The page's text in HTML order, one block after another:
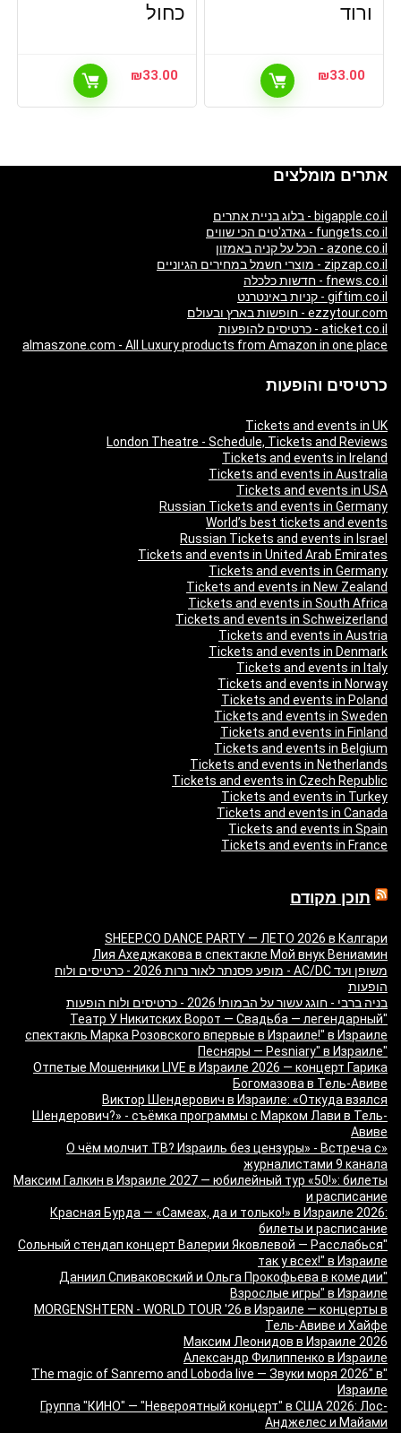
ורוד
₪33.00
כחול
₪33.00
אתרים מומלצים
bigapple.co.il - בלוג בניית אתרים
fungets.co.il - גאדג'טים הכי שווים
azone.co.il - הכל על קניה באמזון
zipzap.co.il - מוצרי חשמל במחירים הגיוניים
fnews.co.il - חדשות כלכלה
giftim.co.il - קניות באינטרנט
ezzytour.com - חופשות בארץ ובעולם
aticket.co.il - כרטיסים להופעות
almaszone.com - All Luxury products from Amazon in one place
כרטיסים והופעות
Tickets and events in UK
London Theatre - Schedule, Tickets and Reviews
Tickets and events in Ireland
Tickets and events in Australia
Tickets and events in USA
Russian Tickets and events in Germany
World’s best tickets and events
Russian Tickets and events in Israel
Tickets and events in United Arab Emirates
Tickets and events in Germany
Tickets and events in New Zealand
Tickets and events in South Africa
Tickets and events in Schweizerland
Tickets and events in Austria
Tickets and events in Denmark
Tickets and events in Italy
Tickets and events in Norway
Tickets and events in Poland
Tickets and events in Sweden
Tickets and events in Finland
Tickets and events in Belgium
Tickets and events in Netherlands
Tickets and events in Czech Republic
Tickets and events in Turkey
Tickets and events in Canada
Tickets and events in Spain
Tickets and events in France
תוכן מקודם
SHEEP.CO DANCE PARTY — ЛЕТО 2026 в Калгари
Лия Ахеджакова в спектакле Мой внук Вениамин
משופן ועד AC/DC - מופע פסנתר לאור נרות 2026 - כרטיסים ולוח
הופעות
בניה ברבי - חוגג עשור על הבמות! 2026 - כרטיסים ולוח הופעות
"Театр У Никитских Ворот — Свадьба — легендарный
спектакль Марка Розовского впервые в Израиле!" в Израиле
"Песняры — Pesniary" в Израиле
Отпетые Мошенники LIVE в Израиле 2026 — концерт Гарика
Богомазова в Тель-Авиве
Виктор Шендерович в Израиле: «Откуда взялся
Шендерович?» - съёмка программы с Марком Лави в Тель-
Авиве
«О чём молчит ТВ? Израиль без цензуры» - Встреча с
журналистами 9 канала
Максим Галкин в Израиле 2027 — юбилейный тур «50!»: билеты
и расписание
Красная Бурда — «Самеах, да и только!» в Израиле 2026:
билеты и расписание
"Сольный стендап концерт Валерии Яковлевой — Расслабься
так у всех!" в Израиле
"Даниил Спиваковский и Ольга Прокофьева в комедии
Взрослые игры" в Израиле
MORGENSHTERN - WORLD TOUR '26 в Израиле — концерты в
Тель-Авиве и Хайфе
Максим Леонидов в Израиле 2026
Александр Филиппенко в Израиле
"The magic of Sanremo and Loboda live — Звуки моря 2026" в
Израиле
Группа "КИНО" — "Невероятный концерт" в США 2026: Лос-
Анджелес и Майами